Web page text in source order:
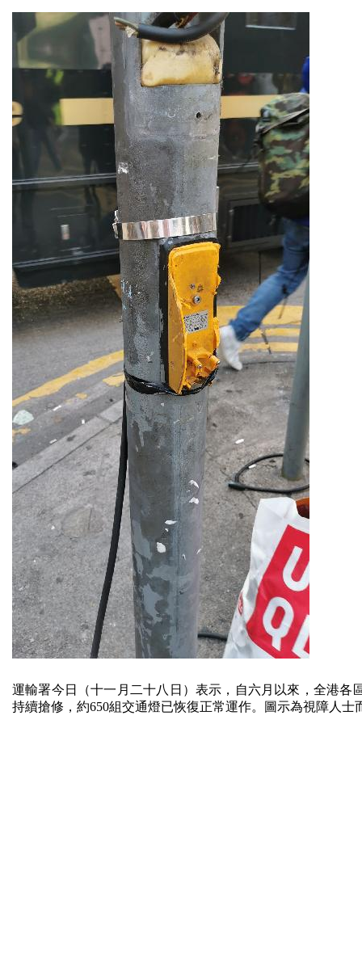
運輸署今日（十一月二十八日）表示，自六月以來，全港各
持續搶修，約650組交通燈已恢復正常運作。圖示為視障人